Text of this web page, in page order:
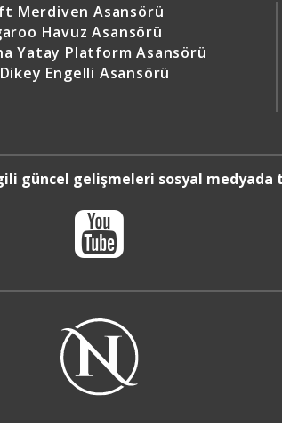
Merdiven Asansörü
Havuz Asansörü
Yatay Platform Asansörü
Engelli Asansörü
güncel gelişmeleri sosyal medyada